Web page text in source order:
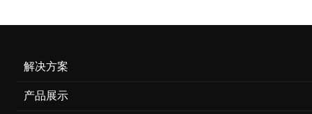
解决方案
产品展示